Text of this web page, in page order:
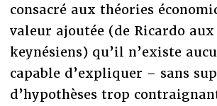
consacré aux théories
valeur ajoutée (de Ricardo
keynésiens) qu’il n’existe
capable d’expliquer – sans
d’hypothèses trop